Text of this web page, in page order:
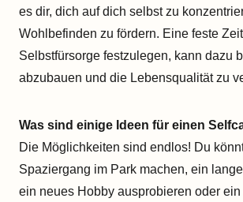
es dir, dich auf dich selbst zu
Wohlbefinden zu fördern. Eine feste
Selbstfürsorge festzulegen, kann dazu
abzubauen und die Lebensqualität zu
Was sind einige Ideen für einen
Die Möglichkeiten sind endlos! Du
Spaziergang im Park machen, ein
ein neues Hobby ausprobieren oder